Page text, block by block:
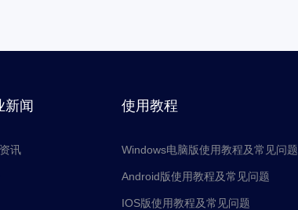
新闻
讯
使用教程
Windows电脑版使用教程及常见问题
Android版使用教程及常见问题
IOS版使用教程及常见问题